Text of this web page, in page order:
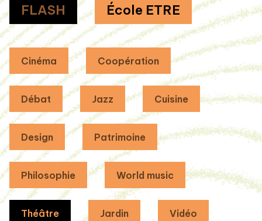
FLASH École ETRE
Cinéma Coopération
Débat Jazz Cuisine
Design Patrimoine
Philosophie World music
Théâtre Jardin Vidéo